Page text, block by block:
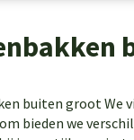
buiten groot We
bieden we